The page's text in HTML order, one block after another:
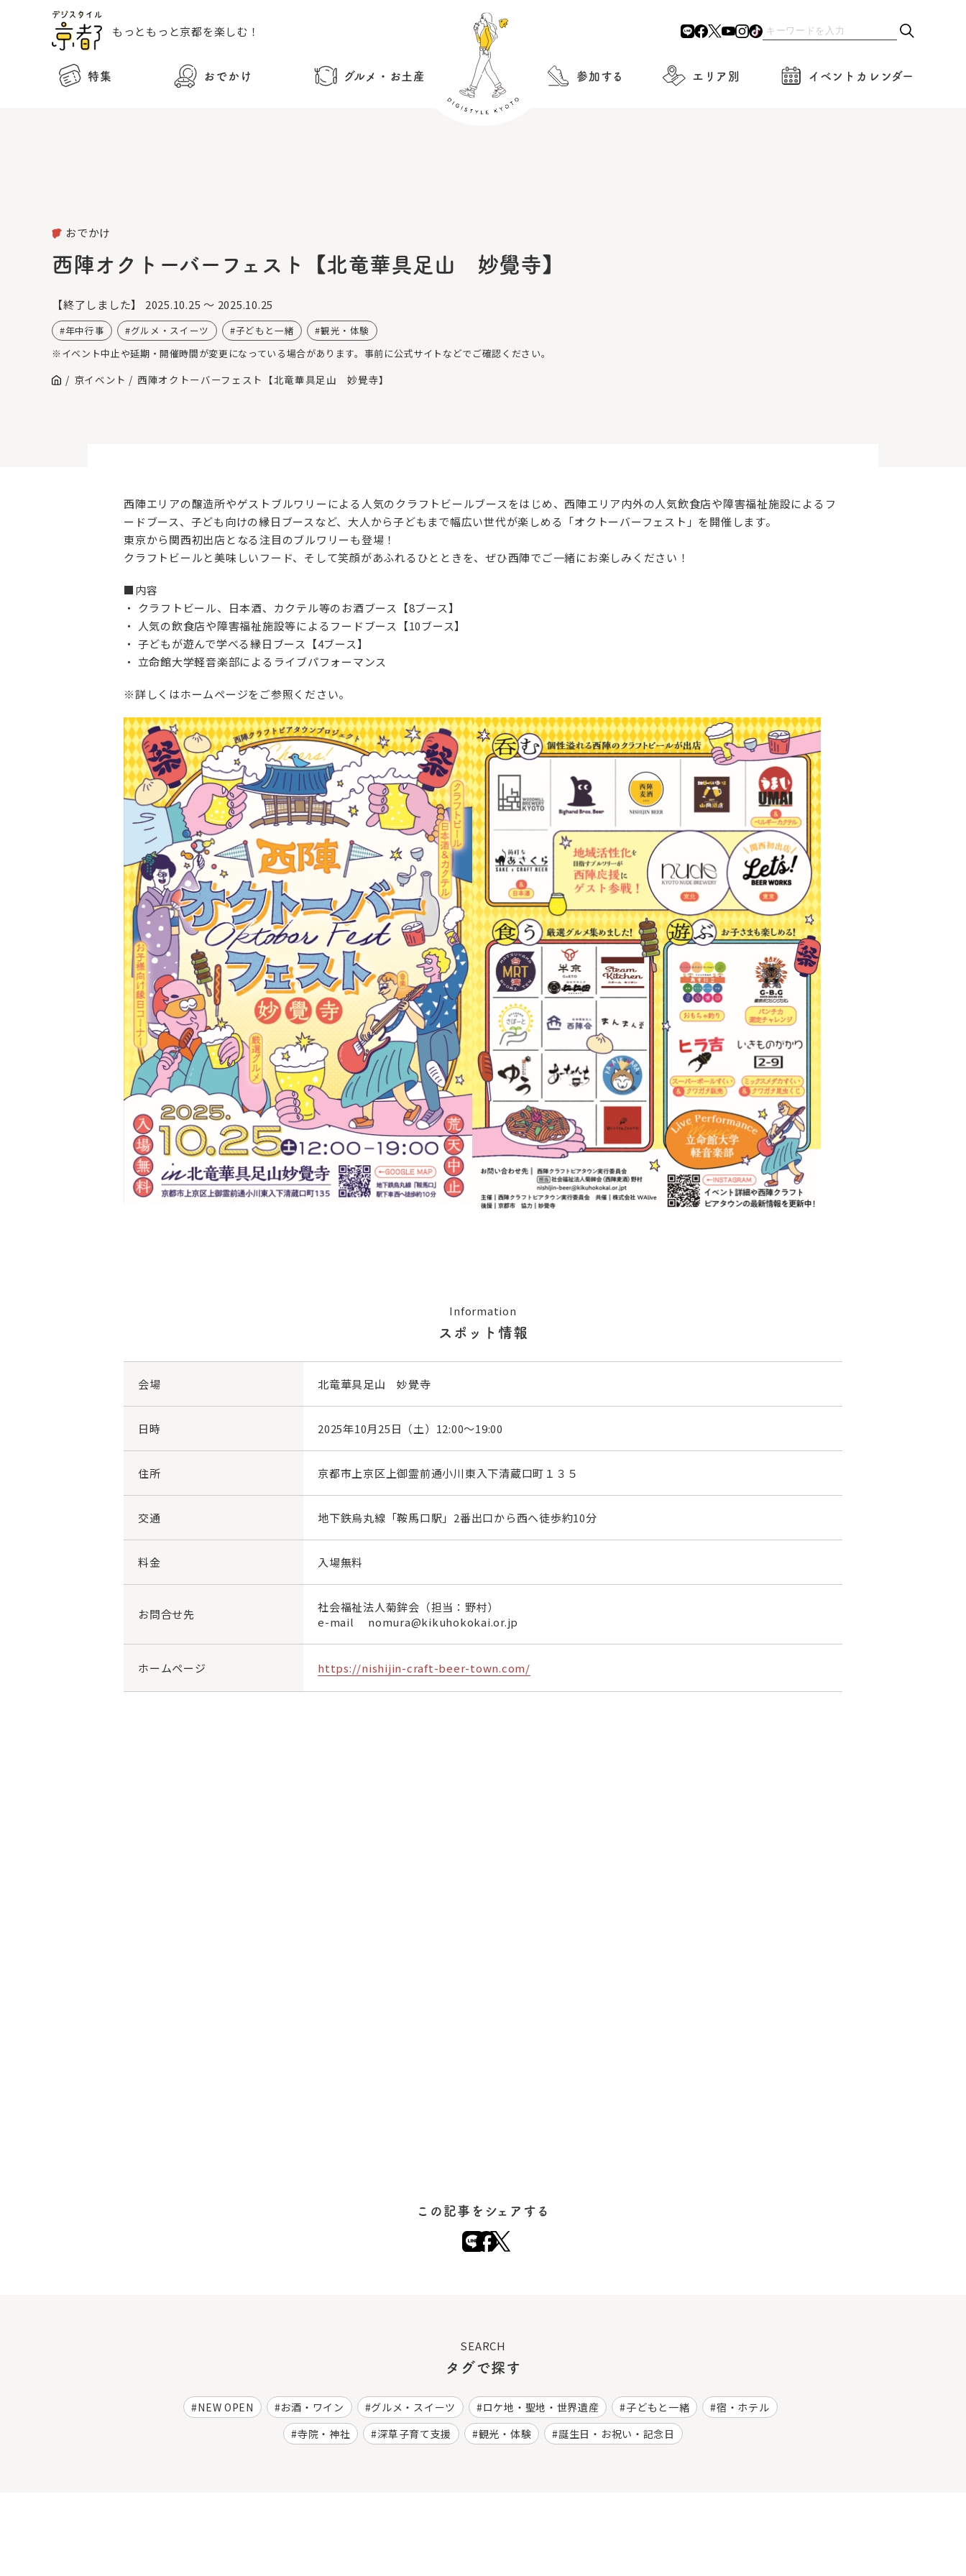
もっともっと京都を楽しむ！
特集 おでかけ グルメ・お土産 参加する エリア別 イベントカレンダー
おでかけ
西陣オクトーバーフェスト【北竜華具足山 妙覺寺】
【終了しました】 2025.10.25 ～ 2025.10.25
年中行事 グルメ・スイーツ 子どもと一緒
観光・体験
※イベント中止や延期・開催時間が変更になっている場合があります。事前に公式サイトなどでご確認ください。
京イベント 西陣オクトーバーフェスト【北竜華具足山 妙覺寺】
西陣エリアの醸造所やゲストブルワリーによる人気のクラフトビールブースをはじめ、西陣エリア内外の人気飲食店や障害福祉施設によるフ
ードブース、子ども向けの縁日ブースなど、大人から子どもまで幅広い世代が楽しめる「オクトーバーフェスト」を開催します。
東京から関西初出店となる注目のブルワリーも登場！
クラフトビールと美味しいフード、そして笑顔があふれるひとときを、ぜひ西陣でご一緒にお楽しみください！
■内容
・ クラフトビール、日本酒、カクテル等のお酒ブース【8ブース】
・ 人気の飲食店や障害福祉施設等によるフードブース【10ブース】
・ 子どもが遊んで学べる縁日ブース【4ブース】
・ 立命館大学軽音楽部によるライブパフォーマンス
※詳しくはホームページをご参照ください。
Information
スポット情報
会場 北竜華具足山 妙覺寺
日時 2025年10月25日（土）12:00～19:00
住所 京都市上京区上御霊前通小川東入下清蔵口町１３５
交通 地下鉄烏丸線「鞍馬口駅」2番出口から西へ徒歩約10分
料金 入場無料
お問合せ先
社会福祉法人菊鉾会（担当：野村）
e-mail nomura@kikuhokokai.or.jp
ホームページ https://nishijin-craft-beer-town.com/
この記事をシェアする
SEARCH
タグで探す
NEW OPEN お酒・ワイン グルメ・スイーツ ロケ地・聖地・世界遺産 子どもと一緒
宿・ホテル
寺院・神社
深草子育て支援 観光・体験 誕生日・お祝い・記念日